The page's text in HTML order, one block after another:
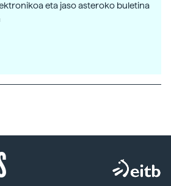
eta jaso asteroko buletina